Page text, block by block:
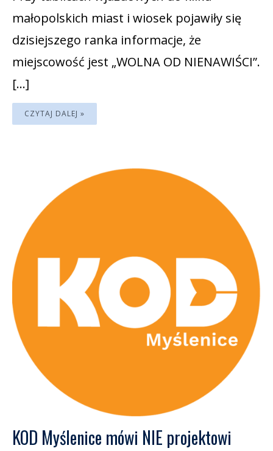
małopolskich miast i wiosek pojawiły się
dzisiejszego ranka informacje, że
miejscowość jest „WOLNA OD NIENAWIŚCI”.
[…]
CZYTAJ DALEJ »
KOD Myślenice mówi NIE projektowi